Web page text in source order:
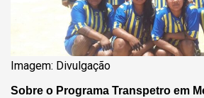
Imagem: Divulgação
Sobre o Programa Transpetro em